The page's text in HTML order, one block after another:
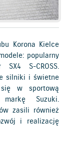
Korona Kielce
popularny
S-CROSS.
silniki i świetne
w sportową
Suzuki.
zasili również
i realizację